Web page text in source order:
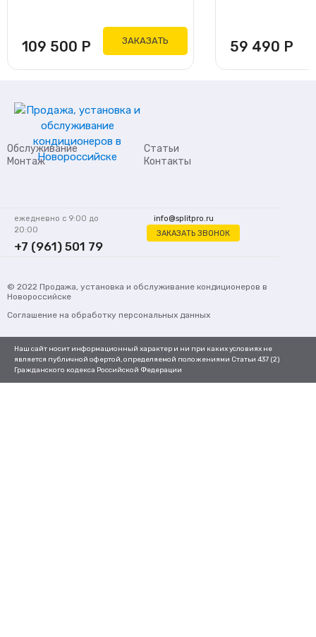
109 500 Р ЗАКАЗАТЬ 59 490 Р
Обслуживание
Монтаж
Статьи
Контакты
info@splitpro.ru
ЗАКАЗАТЬ ЗВОНОК
ежедневно с 9:00 до
20:00
+7 (961) 501 79
© 2022 Продажа, установка и обслуживание кондиционеров в
Новороссийске
Соглашение на обработку персональных данных
Наш сайт носит информационный характер и ни при каких условиях не
является публичной офертой, определяемой положениями Статьи 437 (2)
Гражданского кодекса Российской Федерации